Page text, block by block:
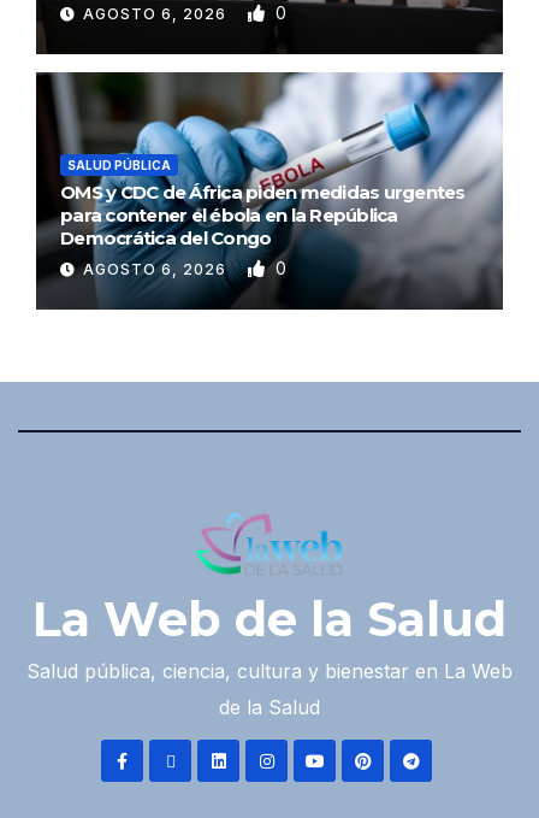
AGOSTO 6, 2026 0
SALUD PÚBLICA
OMS y CDC de África piden medidas urgentes
para contener el ébola en la República
Democrática del Congo
AGOSTO 6, 2026 0
La Web de la Salud
Salud pública, ciencia, cultura y bienestar en La Web
de la Salud